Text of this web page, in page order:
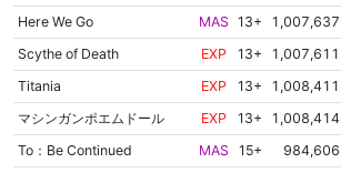
Here We Go
MAS 13+ 1,007,637
Scythe of Death
EXP 13+ 1,007,611
Titania
EXP 13+ 1,008,411
マシンガンポエムドール
EXP 13+ 1,008,414
To：Be Continued
MAS 15+ 984,606